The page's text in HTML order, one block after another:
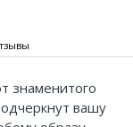
знаменитого
вашу